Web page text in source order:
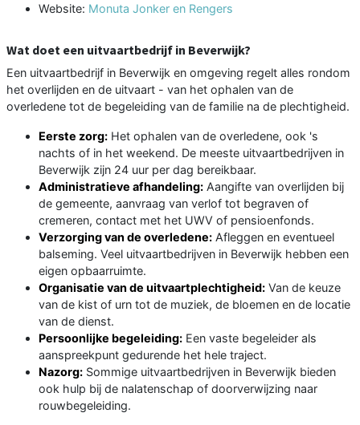
Website: Monuta Jonker en Rengers
Wat doet een uitvaartbedrijf in Beverwijk?
Een uitvaartbedrijf in Beverwijk en omgeving regelt alles rondom
het overlijden en de uitvaart - van het ophalen van de
overledene tot de begeleiding van de familie na de plechtigheid.
Eerste zorg: Het ophalen van de overledene, ook 's
nachts of in het weekend. De meeste uitvaartbedrijven in
Beverwijk zijn 24 uur per dag bereikbaar.
Administratieve afhandeling: Aangifte van overlijden bij
de gemeente, aanvraag van verlof tot begraven of
cremeren, contact met het UWV of pensioenfonds.
Verzorging van de overledene: Afleggen en eventueel
balseming. Veel uitvaartbedrijven in Beverwijk hebben een
eigen opbaarruimte.
Organisatie van de uitvaartplechtigheid: Van de keuze
van de kist of urn tot de muziek, de bloemen en de locatie
van de dienst.
Persoonlijke begeleiding: Een vaste begeleider als
aanspreekpunt gedurende het hele traject.
Nazorg: Sommige uitvaartbedrijven in Beverwijk bieden
ook hulp bij de nalatenschap of doorverwijzing naar
rouwbegeleiding.